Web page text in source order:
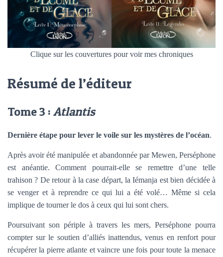
Clique sur les couvertures pour voir mes chroniques
Résumé de l’éditeur
Tome 3 : Atlantis
Dernière étape pour lever le voile sur les mystères de l’océan.
Après avoir été manipulée et abandonnée par Mewen, Perséphone
est anéantie. Comment pourrait-elle se remettre d’une telle
trahison ? De retour à la case départ, la Iémanja est bien décidée à
se venger et à reprendre ce qui lui a été volé… Même si cela
implique de tourner le dos à ceux qui lui sont chers.
Poursuivant son périple à travers les mers, Perséphone pourra
compter sur le soutien d’alliés inattendus, venus en renfort pour
récupérer la pierre atlante et vaincre une fois pour toute la menace